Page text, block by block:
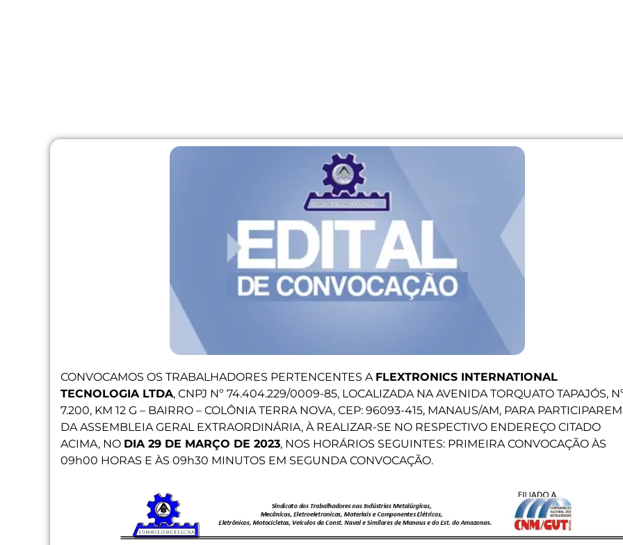
CONVOCAMOS OS TRABALHADORES PERTENCENTES A FLEXTRONICS INTERNATIONAL
TECNOLOGIA LTDA, CNPJ Nº 74.404.229/0009-85, LOCALIZADA NA AVENIDA TORQUATO TAPAJÓS,
7.200, KM 12 G – BAIRRO – COLÔNIA TERRA NOVA, CEP: 96093-415, MANAUS/AM, PARA PARTICIPAREM
DA ASSEMBLEIA GERAL EXTRAORDINÁRIA, À REALIZAR-SE NO RESPECTIVO ENDEREÇO CITADO
ACIMA, NO DIA 29 DE MARÇO DE 2023, NOS HORÁRIOS SEGUINTES: PRIMEIRA CONVOCAÇÃO ÀS
09h00 HORAS E ÀS 09h30 MINUTOS EM SEGUNDA CONVOCAÇÃO.